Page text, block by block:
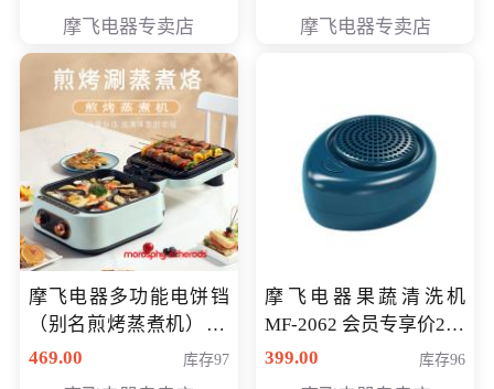
摩飞电器专卖店 摩飞电器专卖店
摩飞电器多功能电饼铛
（别名煎烤蒸煮机） 型
号MF-8888B 会员专享
469.00 库存97
摩飞电器果蔬清洗机
MF-2062 会员专享价268
元
399.00 库存96